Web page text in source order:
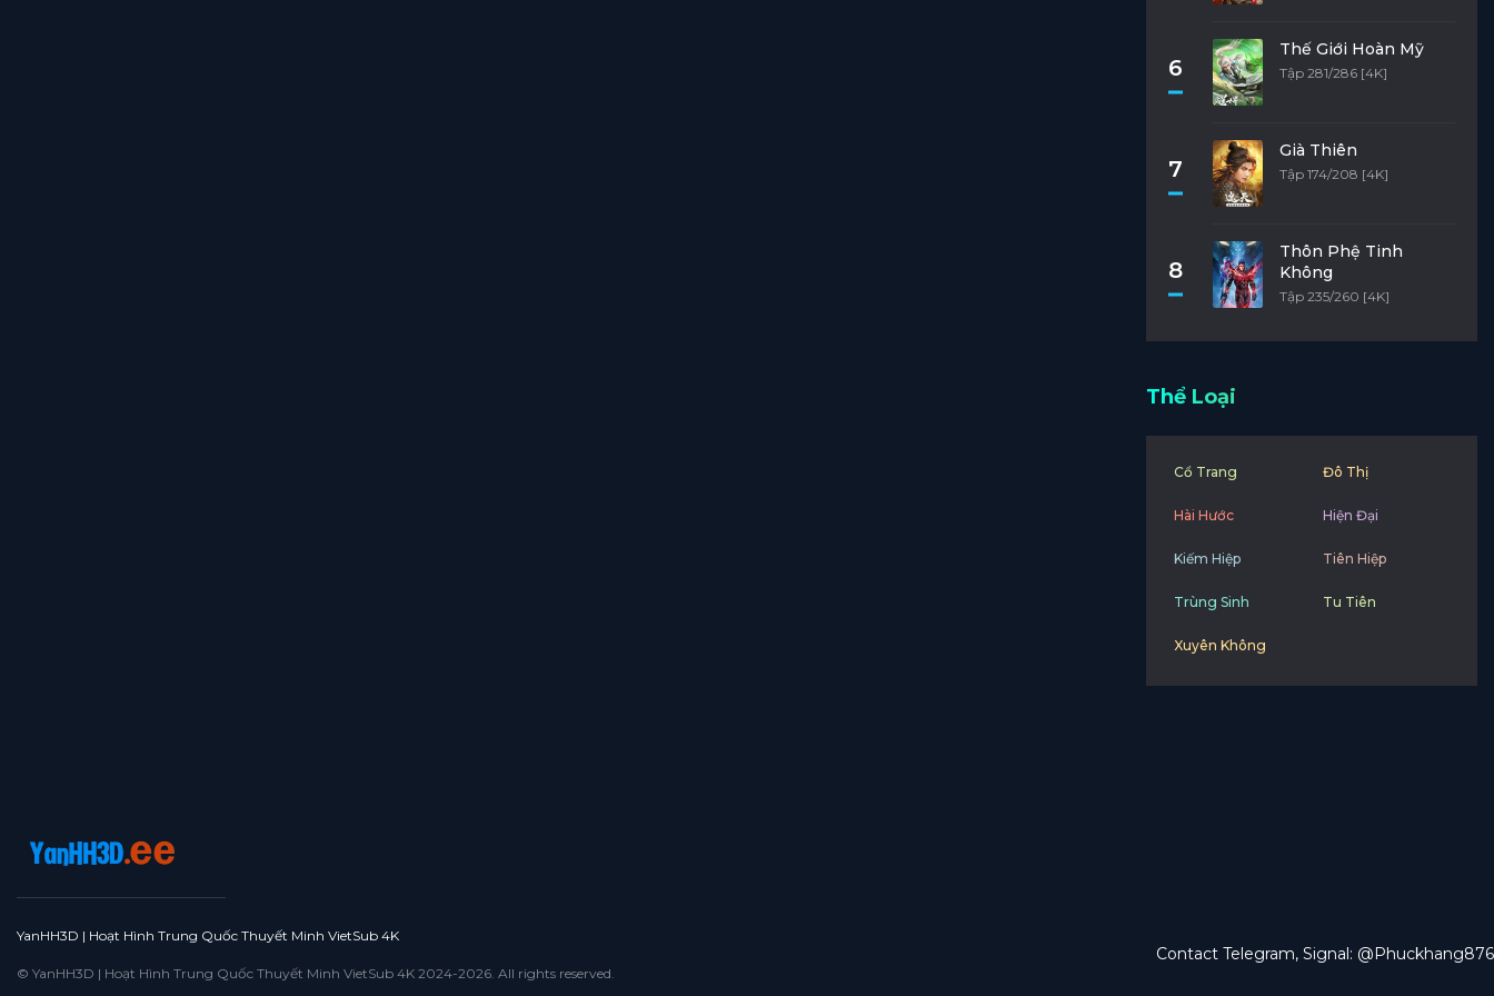
6
Thế Giới Hoàn Mỹ
Tập 281/286 [4K]
7
Già Thiên
Tập 174/208 [4K]
8
Thôn Phệ Tinh
Không
Tập 235/260 [4K]
Thể Loại
Cổ Trang Đô Thị
Hài Hước Hiện Đại
Kiếm Hiệp Tiên Hiệp
Trùng Sinh Tu Tiên
Xuyên Không
YanHH3D | Hoạt Hình Trung Quốc Thuyết Minh VietSub 4K
Contact Telegram, Signal: @Phuckhang876
© YanHH3D | Hoạt Hình Trung Quốc Thuyết Minh VietSub 4K 2024-2026. All rights reserved.